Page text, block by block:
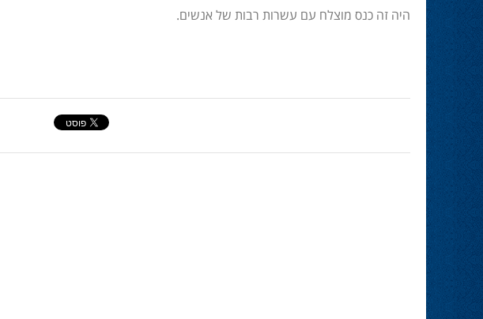
היה זה כנס מוצלח עם עשרות רבות של אנשים.